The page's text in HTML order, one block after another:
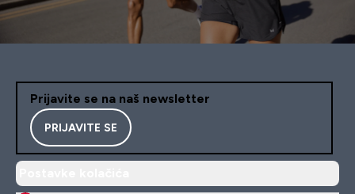
Prijavite se na naš newsletter
PRIJAVITE SE